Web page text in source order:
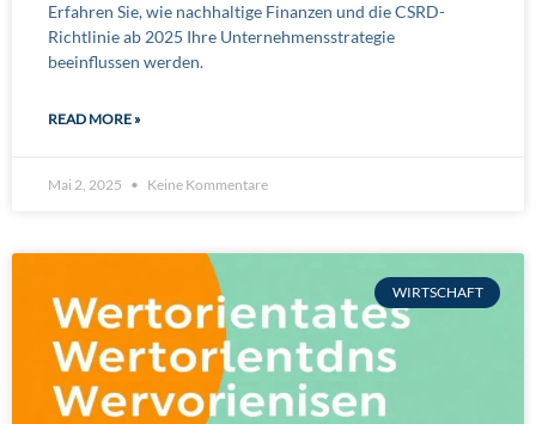
Erfahren Sie, wie nachhaltige Finanzen und die CSRD-
Richtlinie ab 2025 Ihre Unternehmensstrategie
beeinflussen werden.
READ MORE »
Mai 2, 2025 Keine Kommentare
WIRTSCHAFT